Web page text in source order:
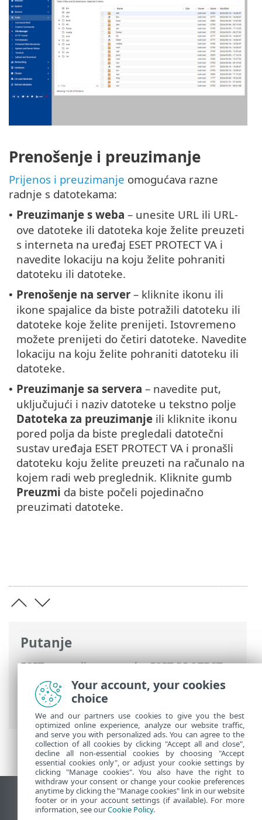
Putanje
ESET-ova online pomoć>ESET PROTECT
On-Prem
>Upotreba ESET PROTECT
virtualnog uređaja
Upravljačko sučelje
Webmin > Alati
Prenošenje i preuzimanje
Prijenos i preuzimanje omogućava razne
radnje s datotekama:
• Preuzimanje s weba – unesite URL ili URL-
ove datoteke ili datoteka koje želite preuzeti
s interneta na uređaj ESET PROTECT VA i
navedite lokaciju na koju želite pohraniti
datoteku ili datoteke.
• Prenošenje na server – kliknite ikonu ili
ikone spajalice da biste potražili datoteku ili
datoteke koje želite prenijeti. Istovremeno
možete prenijeti do četiri datoteke. Navedite
lokaciju na koju želite pohraniti datoteku ili
datoteke.
• Preuzimanje sa servera – navedite put,
uključujući i naziv datoteke u tekstno polje
Datoteka za preuzimanje ili kliknite ikonu
pored polja da biste pregledali datotečni
sustav uređaja ESET PROTECT VA i pronašli
datoteku koju želite preuzeti na računalo na
kojem radi web preglednik. Kliknite gumb
Preuzmi da biste počeli pojedinačno
preuzimati datoteke.
Prikaži stranicu za radnu površinu
End of Life
Your account, your cookies
choice
We and our partners use cookies to give you the best
optimized online experience, analyze our website traffic,
and serve you with personalized ads. You can agree to the
collection of all cookies by clicking "Accept all and close",
decline all non-essential cookies by choosing "Accept
essential cookies only", or adjust your cookie settings by
clicking "Manage cookies". You also have the right to
withdraw your consent or change your cookie preferences
anytime by clicking the "Manage cookies" link in our website
footer or in your account settings (if available). For more
information, see ourCookie Policy.